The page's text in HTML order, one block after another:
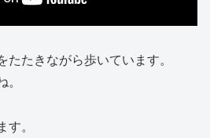
たきながら歩いています。
。